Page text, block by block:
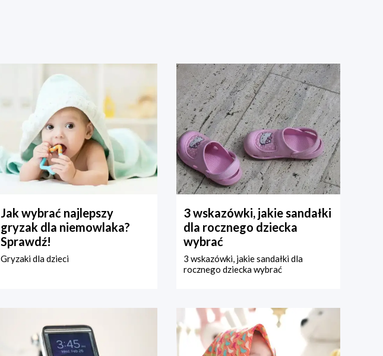
Jak wybrać najlepszy
gryzak dla niemowlaka?
Sprawdź!
Gryzaki dla dzieci
3 wskazówki, jakie sandałki
dla rocznego dziecka
wybrać
3 wskazówki, jakie sandałki dla
rocznego dziecka wybrać